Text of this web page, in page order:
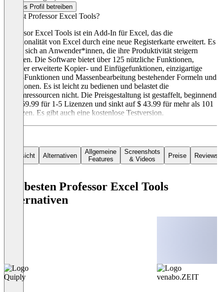
Dieses Profil betreiben
Was ist Professor Excel Tools?
Professor Excel Tools ist ein Add-In für Excel, das die
Funktionalität von Excel durch eine neue Registerkarte erweitert. Es
richtet sich an Anwender*innen, die ihre Produktivität steigern
möchten. Die Software bietet über 125 nützliche Funktionen,
darunter erweiterte Kopier- und Einfügefunktionen, einzigartige
Excel-Funktionen und Massenbearbeitung bestehender Formeln und
Funktionen. Es ist leicht zu bedienen und belastet die
Systemressourcen nicht. Die Preisgestaltung ist gestaffelt, beginnend
bei $ 59.99 für 1-5 Lizenzen und sinkt auf $ 43.99 für mehr als 101
Lizenzen. Es gibt auch eine kostenlose Testversion.
Übersicht Alternativen
Allgemeine
Features
Screenshots
& Videos
Preise Reviews
Die besten Professor Excel Tools
Alternativen
Quiply venabo.ZEIT